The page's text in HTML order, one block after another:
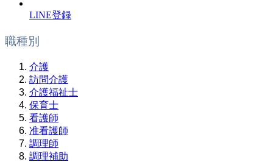
LINE登録
職種別
介護
訪問介護
介護福祉士
保育士
看護師
准看護師
調理師
調理補助